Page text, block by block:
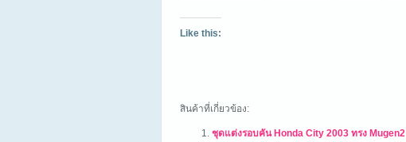
Like this:
สินค้าที่เกี่ยวข้อง:
ชุดแต่งรอบคัน Honda City 2003 ทรง Mugen2